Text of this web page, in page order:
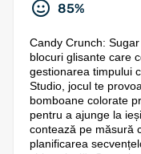
85%
Candy Crunch:
blocuri glisante care
gestionarea timpului
Studio, jocul te
bomboane colorate
pentru a ajunge la
contează pe măsură
planificarea